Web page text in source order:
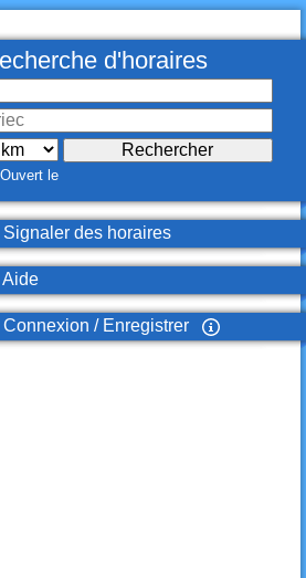
d'horaires
Ouvert le
des horaires
Connexion / Enregistrer